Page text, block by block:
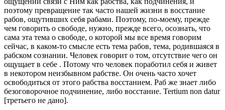
поэтому превращение так часто нашей жизни в восстание
рабов, ощутивших себя рабами. Поэтому, по-моему, прежде
чем говорить о свободе, нужно, прежде всего, осознать, что
сама эта тема о свободе, о которой мы все время говорим
сейчас, в каком-то смысле есть тема рабов, тема, родившаяся в
рабском сознании. Человек говорит о том, отсутствие чего он
ощущает в себе . Потому что человек поработил себя и живет
в некотором неизбывном рабстве. Он очень часто хочет
освободиться от этого рабства восстанием. Раб же знает либо
безоговорочное подчинение, либо восстание. Tertium non datur
[третьего не дано].